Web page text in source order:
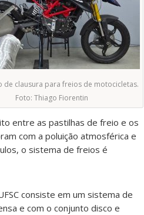
de clausura para freios de motocicletas.
Foto: Thiago Fiorentin
entre as pastilhas de freio e os
com a poluição atmosférica e
o sistema de freios é
consiste em um sistema de
e com o conjunto disco e